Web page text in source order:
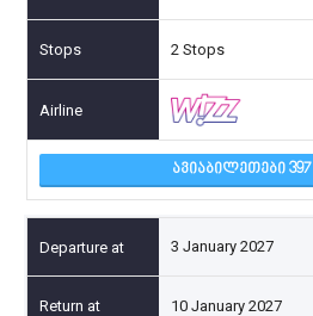
2 Stops
ᲐᲕᲘᲐᲑᲘᲚᲔᲗᲔᲑᲘ 397
3 January 2027
10 January 2027